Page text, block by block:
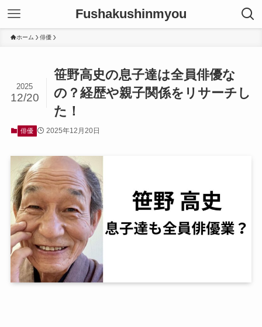
Fushakushinmyou
ホーム 俳優
笹野高史の息子達は全員俳優な
の？経歴や親子関係をリサーチし
た！
2025
12/20
俳優 2025年12月20日